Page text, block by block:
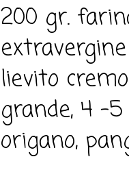
200 gr.
lievito
grande, 4 -
origano,